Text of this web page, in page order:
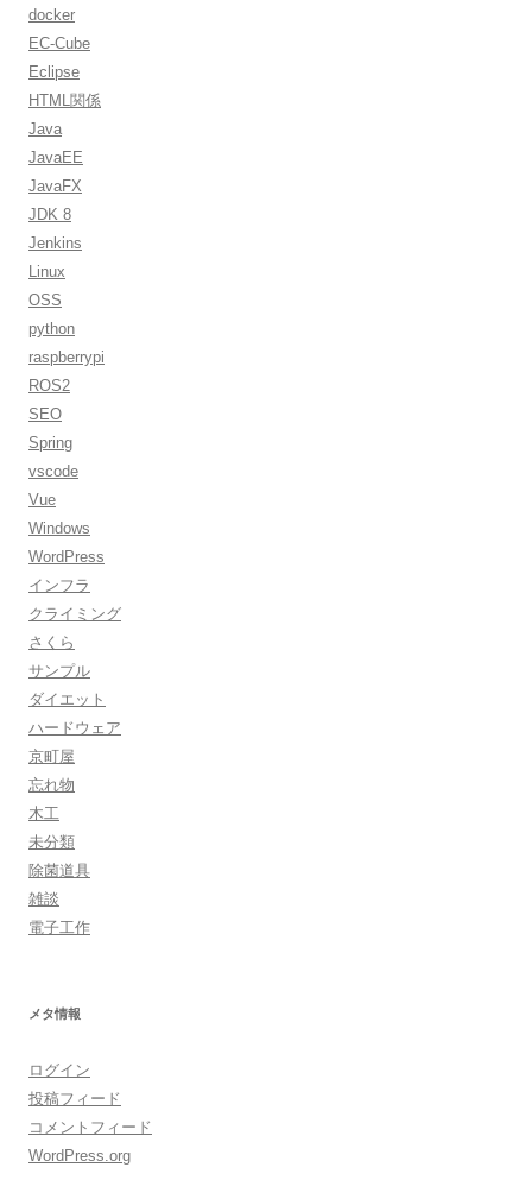
docker
EC-Cube
Eclipse
HTML関係
Java
JavaEE
JavaFX
JDK 8
Jenkins
Linux
OSS
python
raspberrypi
ROS2
SEO
Spring
vscode
Vue
Windows
WordPress
インフラ
クライミング
さくら
サンプル
ダイエット
ハードウェア
京町屋
忘れ物
木工
未分類
除菌道具
雑談
電子工作
メタ情報
ログイン
投稿フィード
コメントフィード
WordPress.org